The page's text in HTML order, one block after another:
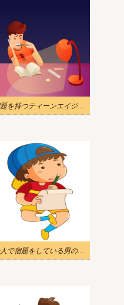
宿題を持つティーンエイジャーのイラストを描く
一人で宿題をしている男の子のイラスト